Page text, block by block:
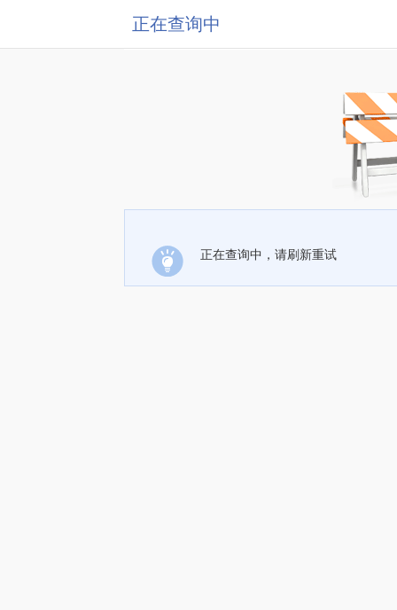
正在查询中
正在查询中，请刷新重试